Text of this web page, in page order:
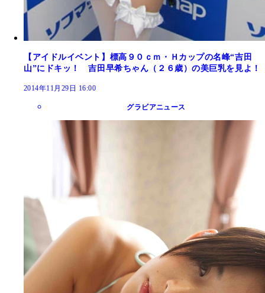
【アイドルイベント】標高９０ｃｍ・Ｈカップの名峰“吉田
山”にドキッ！ 吉田早希ちゃん（２６歳）の美巨乳を見よ！
2014年11月29日 16:00
グラビアニュース